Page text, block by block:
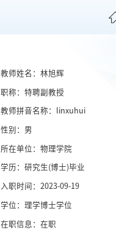
教师姓名：林旭辉
职称：特聘副教授
教师拼音名称：linxuhui
性别：男
所在单位：物理学院
学历：研究生(博士)毕业
入职时间：2023-09-19
学位：理学博士学位
在职信息：在职